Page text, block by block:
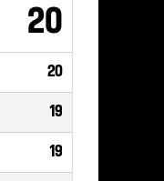
20
20
19
19